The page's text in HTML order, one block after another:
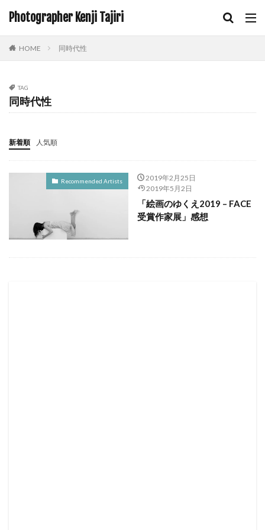
Photographer Kenji Tajiri
HOME 同時代性
TAG
同時代性
新着順 人気順
Recommended Artists
2019年2月25日
2019年5月2日
「絵画のゆくえ2019 – FACE
受賞作家展」感想